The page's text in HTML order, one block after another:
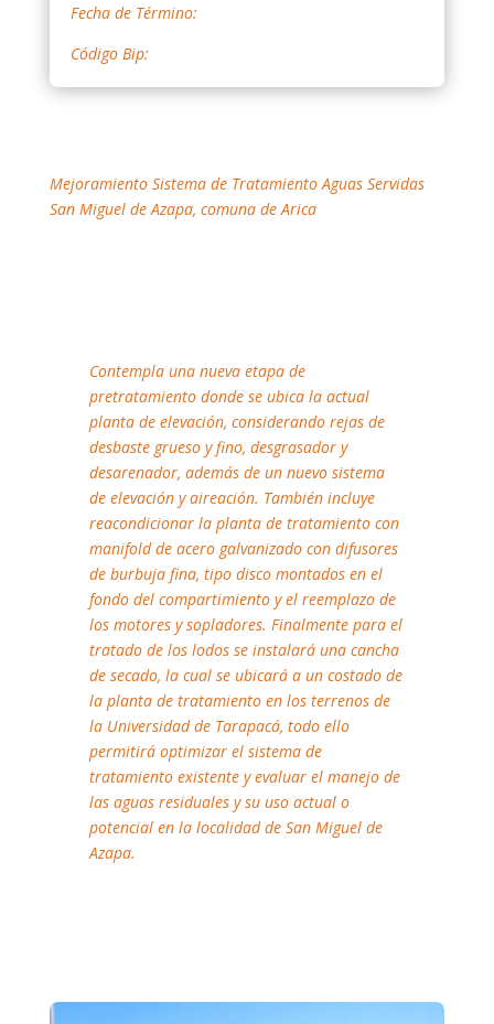
Fecha de Término:
Código Bip:
Mejoramiento Sistema de Tratamiento Aguas Servidas
San Miguel de Azapa, comuna de Arica
Contempla una nueva etapa de
pretratamiento donde se ubica la actual
planta de elevación, considerando rejas de
desbaste grueso y fino, desgrasador y
desarenador, además de un nuevo sistema
de elevación y aireación. También incluye
reacondicionar la planta de tratamiento con
manifold de acero galvanizado con difusores
de burbuja fina, tipo disco montados en el
fondo del compartimiento y el reemplazo de
los motores y sopladores. Finalmente para el
tratado de los lodos se instalará una cancha
de secado, la cual se ubicará a un costado de
la planta de tratamiento en los terrenos de
la Universidad de Tarapacá, todo ello
permitirá optimizar el sistema de
tratamiento existente y evaluar el manejo de
las aguas residuales y su uso actual o
potencial en la localidad de San Miguel de
Azapa.